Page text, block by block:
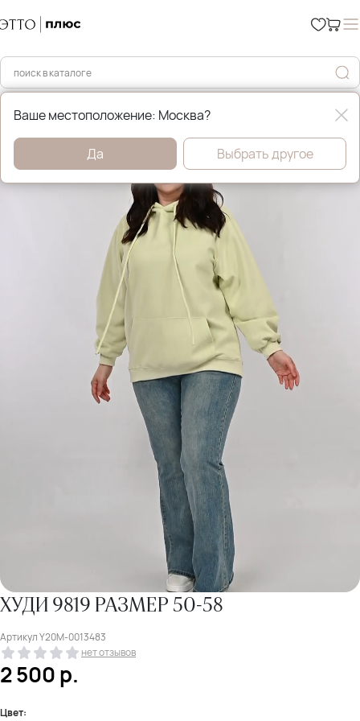
Главная Свитшоты и толстовки
ХУДИ 9819 РАЗМЕР 50-58
АртикулY20M-0013483
нет отзывов
2 500р.
Цвет:
Ваше местоположение: Москва?
Да Выбрать другое